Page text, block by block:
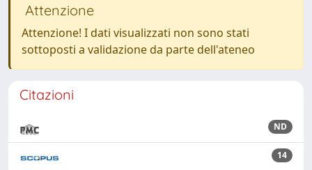
Attenzione
Attenzione! I dati visualizzati non sono stati
sottoposti a validazione da parte dell'ateneo
Citazioni
ND
14